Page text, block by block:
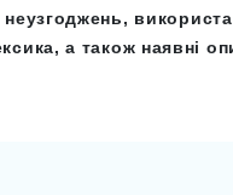
неузгоджень,
а також наявні